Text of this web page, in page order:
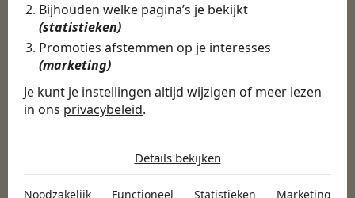
Bijhouden welke pagina’s je bekijkt
(statistieken)
Promoties afstemmen op je interesses
(marketing)
Je kunt je instellingen altijd wijzigen of meer lezen
in ons privacybeleid.
Noodzakelijk
Details bekijken
Noodzakelijk Functioneel Statistieken Marketing